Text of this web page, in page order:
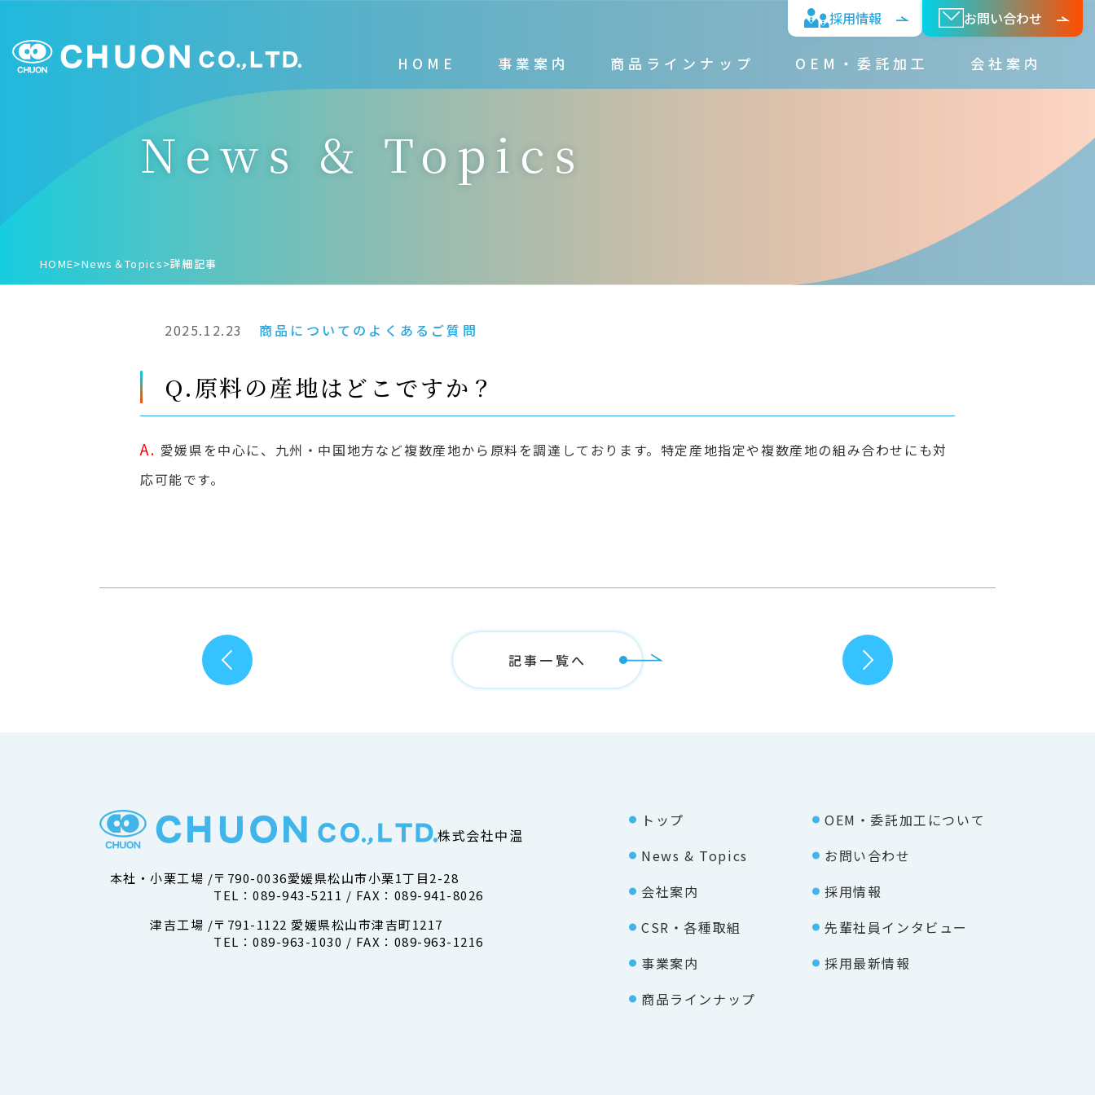
採⽤情報 お問い合わせ
HOME 事業案内 商品ラインナップ OEM・委託加⼯ 会社案内
News & Topics
HOME>News＆Topics>詳細記事
2025.12.23 商品についてのよくあるご質問
Q.原料の産地はどこですか？
A. 愛媛県を中心に、九州・中国地方など複数産地から原料を調達しております。特定産地指定や複数産地の組み合わせにも対
応可能です。
記事一覧へ
株式会社中温
本社・小栗工場 /〒790-0036愛媛県松山市小栗1丁目2-28
TEL： 089-943-5211 / FAX：089-941-8026
津吉⼯場 /〒791-1122 愛媛県松山市津吉町1217
TEL： 089-963-1030 / FAX：089-963-1216
トップ
News & Topics
会社案内
CSR・各種取組
事業案内
商品ラインナップ
OEM・委託加⼯について
お問い合わせ
採⽤情報
先輩社員インタビュー
採用最新情報